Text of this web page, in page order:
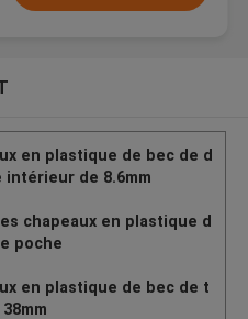
en plastique de bec de d
intérieur de 8.6mm
chapeaux en plastique d
poche
en plastique de bec de t